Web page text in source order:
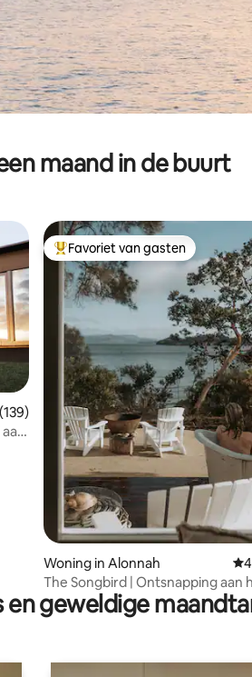
maand in de buurt
beoordeling van 5 uit 5, 139
Topfavoriet van gasten
Favoriet van gasten
Woning in Alonnah
The Songbird | Ontsnapping aan
water
en geweldige